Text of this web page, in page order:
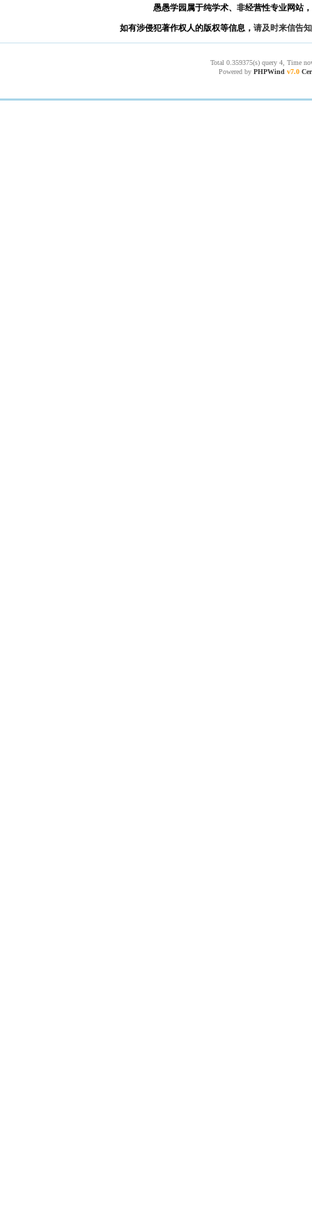
愚愚学园属于纯学术、非经营性专业网站
如有涉侵犯著作权人的版权等信息， 请及时来信告知
Total 0.359375(s) query 4, Time
Powered by PHPWind v7.0